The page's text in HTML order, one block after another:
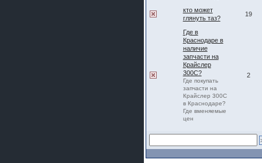
кто может
глянуть таз?
19
Где в
Краснодаре в
наличие
запчасти на
Крайслер
300С?
Где покупать
запчасти на
Крайслер 300С
в Краснодаре?
Где вменяемые
цен
2